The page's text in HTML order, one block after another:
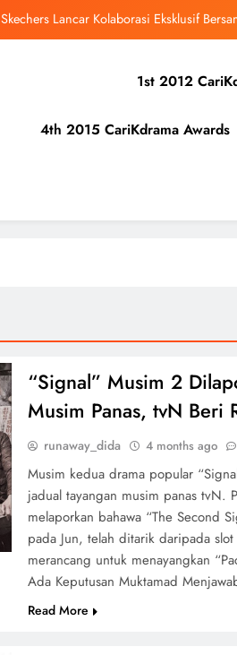
Skechers Lancar Kolaborasi Eksklusif
Jung Hae In dan Ha Young Terjerat
Skechers Lancar Kolaborasi Eksklusif
1st 2012
4th 2015 CariKdrama Awards
“Signal” Musim 2
Musim Panas, tvN Beri
runaway_dida 4 months ago
Musim kedua drama popular
jadual tayangan musim panas tvN.
melaporkan bahawa “The Second
pada Jun, telah ditarik daripada
merancang untuk menayangkan
Ada Keputusan Muktamad
Read More